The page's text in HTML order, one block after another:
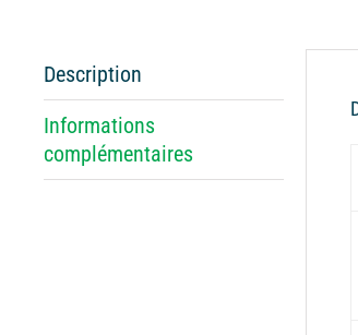
Description
Informations
complémentaires